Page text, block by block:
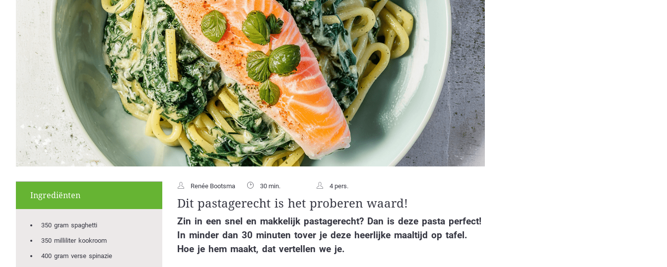
Ingrediënten
350 gram spaghetti
350 milliliter kookroom
400 gram verse spinazie
Renée Bootsma 30 min. 4 pers.
Dit pastagerecht is het proberen waard!
Zin in een snel en makkelijk pastagerecht? Dan is deze pasta perfect!
In minder dan 30 minuten tover je deze heerlijke maaltijd op tafel.
Hoe je hem maakt, dat vertellen we je.